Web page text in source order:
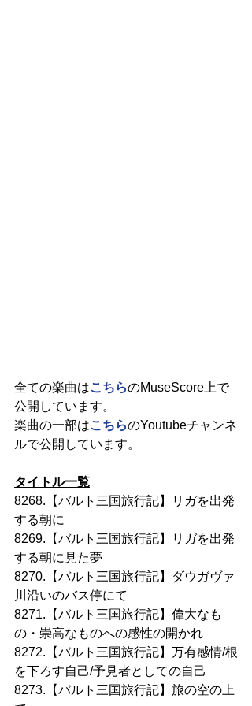
全ての楽曲はこちらのMuseScore上で
公開しています。
楽曲の一部はこちらのYoutubeチャンネ
ルで公開しています。
タイトル一覧
8268.【バルト三国旅行記】リガを出発
する朝に
8269.【バルト三国旅行記】リガを出発
する朝に見た夢
8270.【バルト三国旅行記】ダウガヴァ
川沿いのバス停にて
8271.【バルト三国旅行記】偉大なも
の・崇高なものへの感性の開かれ
8272.【バルト三国旅行記】万有感情/根
を下ろす自己/予見者としての自己
8273.【バルト三国旅行記】旅の空の上